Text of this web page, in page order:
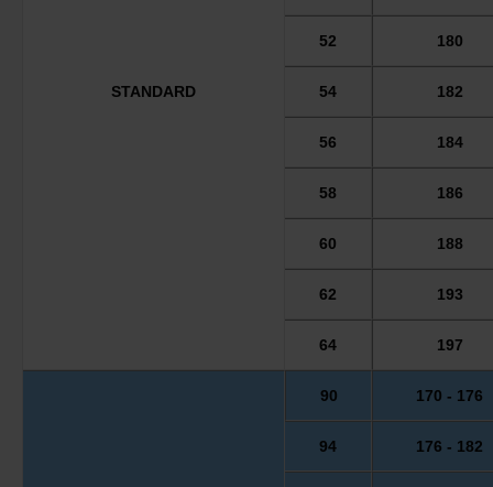
STANDARD
52 180
54 182
56 184
58 186
60 188
62 193
64 197
90 170 - 176
94 176 - 182